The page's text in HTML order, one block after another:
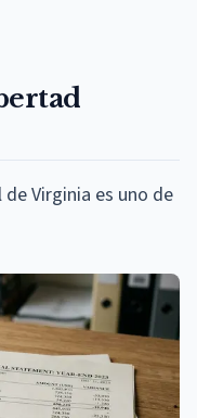
Virginia es uno de